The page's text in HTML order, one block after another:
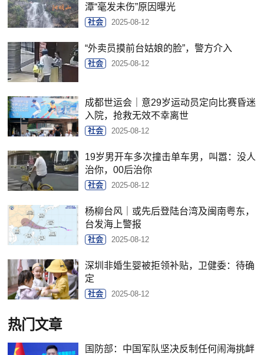
潭“毫发未伤”原因曝光
社会 2025-08-12
“外卖员摸前台姑娘的脸”，警方介入
社会 2025-08-12
成都世运会｜意29岁运动员定向比赛昏迷
入院，抢救无效不幸离世
社会 2025-08-12
19岁男开车多次撞击单车男，叫嚣：没人
治你，00后治你
社会 2025-08-12
杨柳台风｜或先后登陆台湾及闽南粤东，
台发海上警报
社会 2025-08-12
深圳非婚生婴被拒领补贴，卫健委：待确
定
社会 2025-08-12
热门文章
国防部：中国军队坚决反制任何闹海挑衅